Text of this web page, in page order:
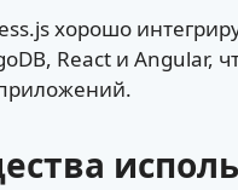
хорошо
React и Angular,